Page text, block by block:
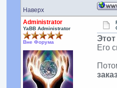
Наверх
Administrator
YaBB Administrator
Вне Форума
Его